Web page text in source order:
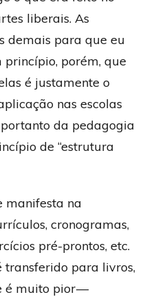
liberais. As
demais para que eu
porém, que
é justamente o
nas escolas
da pedagogia
de “estrutura
manifesta na
cronogramas,
pré-prontos, etc.
transferido para livros,
é muito pior —